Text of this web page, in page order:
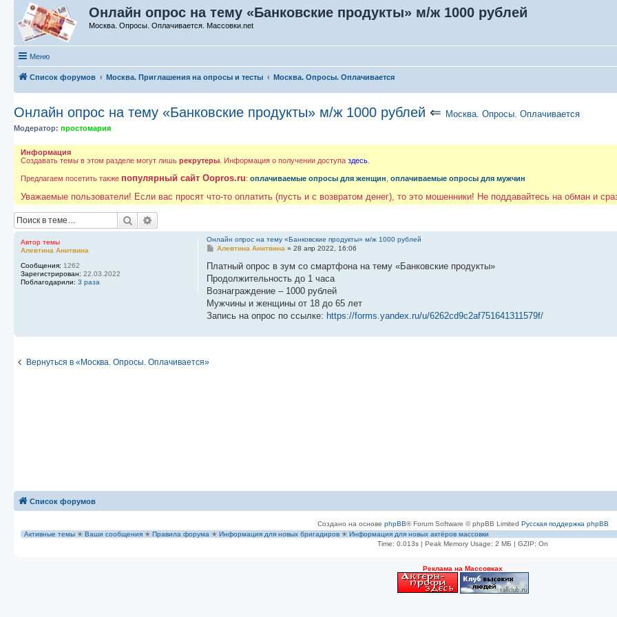
Онлайн опрос на тему «Банковские продукты» м/ж 1000 рублей
Москва. Опросы. Оплачивается. Массовки.net
Меню
Список форумов Москва. Приглашения на опросы и тесты Москва. Опросы. Оплачивается
Онлайн опрос на тему «Банковские продукты» м/ж 1000 рублей ⇐ Москва. Опросы. Оплачивается
Модератор: простомария
Информация
Создавать темы в этом разделе могут лишь рекрутеры . Информация о получении доступа здесь
Предлагаем посетить также популярный сайт Oopros.ru: оплачиваемые опросы для женщин оплачиваемые опросы для мужчин
Уважаемые пользователи! Если вас просят что-то оплатить (пусть и с возвратом денег), то это мошенники! Не поддавайтесь на обман и
Поиск
Автор темы
Алевтина Анитвина
Сообщения: 1262
Зарегистрирован: 22.03.2022
Поблагодарили: 3 раза
Онлайн опрос на тему «Банковские продукты» м/ж 1000 рублей
С
о
щ
е
и
е
Алевтина Анитвина »28 апр 2022, 16:06
Платный опрос в зум со смартфона на тему «Банковские продукты»
Продолжительность до 1 часа
Вознаграждение – 1000 рублей
Мужчины и женщины от 18 до 65 лет
Запись на опрос по ссылке: https://forms.yandex.ru/u/6262cd9c2af751641311579f/
Вернуться в «Москва. Опросы. Оплачивается»
Список форумов
Создано на основе phpBB® Forum Software © phpBB Limited Русская поддержка phpBB
Активные темы ✭ Ваши сообщения ✭ Правила форума ✭ Информация для новых бригадиров ✭ Информация для новых актёров массовки
Time: 0.013s | Peak Memory Usage: 2 МБ | GZIP: On
Рeклама на Массовках